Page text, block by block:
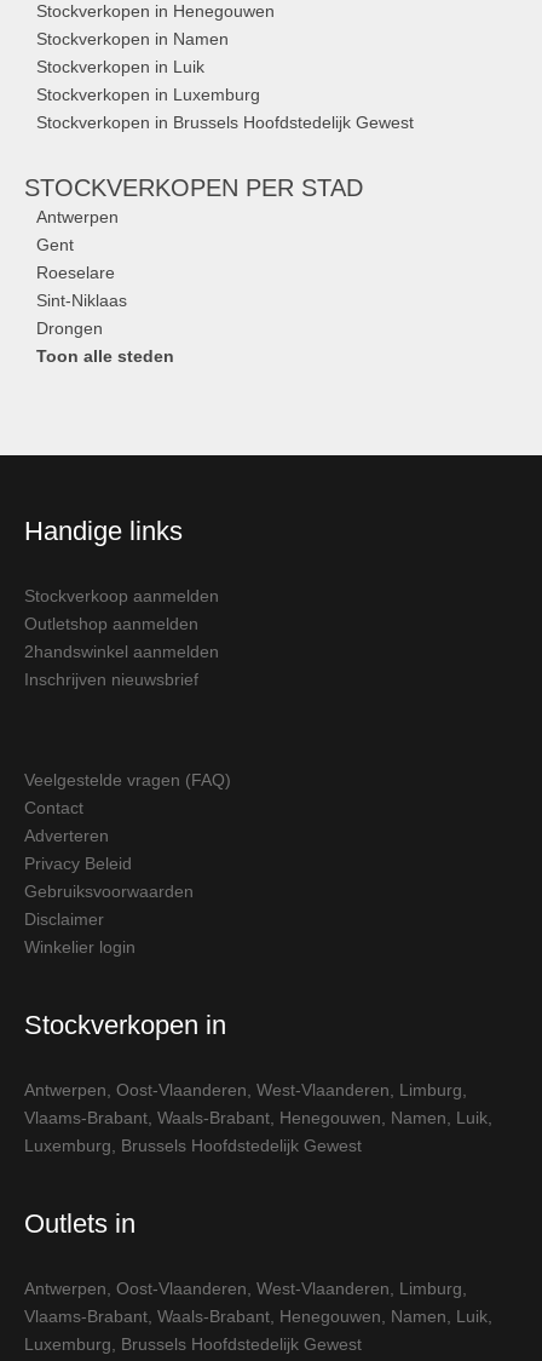
Stockverkopen in Henegouwen
Stockverkopen in Namen
Stockverkopen in Luik
Stockverkopen in Luxemburg
Stockverkopen in Brussels Hoofdstedelijk Gewest
STOCKVERKOPEN PER STAD
Antwerpen
Gent
Roeselare
Sint-Niklaas
Drongen
Toon alle steden
Handige links
Stockverkoop aanmelden
Outletshop aanmelden
2handswinkel aanmelden
Inschrijven nieuwsbrief
Veelgestelde vragen (FAQ)
Contact
Adverteren
Privacy Beleid
Gebruiksvoorwaarden
Disclaimer
Winkelier login
Stockverkopen in
Antwerpen Oost-Vlaanderen West-Vlaanderen Limburg
Vlaams-Brabant Waals-Brabant Henegouwen Namen Luik
Luxemburg
Brussels Hoofdstedelijk Gewest
Outlets in
Antwerpen Oost-Vlaanderen West-Vlaanderen Limburg
Vlaams-Brabant Waals-Brabant Henegouwen Namen Luik
Luxemburg
Brussels Hoofdstedelijk Gewest